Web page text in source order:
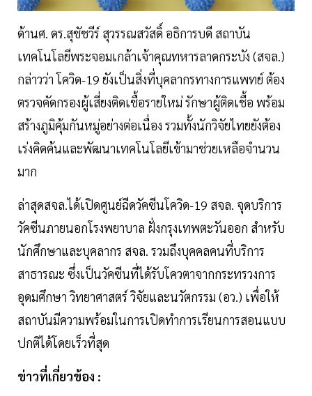
ด้านศ. ดร.สุชัชวีร์ สุวรรณสวัสดิ์ อธิการบดี สถาบัน
เทคโนโลยีพระจอมเกล้าเจ้าคุณทหารลาดกระบัง (สจล.)
กล่าวว่า โควิด-19 ยังเป็นสิ่งที่บุคลากรทางการแพทย์ ต้อง
ตรวจคัดกรองผู้เสี่ยงติดเชื้อรายใหม่ รักษาผู้ติดเชื้อ พร้อม
สร้างภูมิคุ้มกันหมู่อย่างต่อเนื่อง รวมทั้งนักวิจัยไทยยังต้อง
เร่งคิดค้นและพัฒนาเทคโนโลยีเข้ามาช่วยเหลือจำนวน
มาก
ล่าสุดสจล.ได้เปิดศูนย์ฉีดวัคซีนโควิด-19 สจล. จุดบริการ
วัคซีนภายนอกโรงพยาบาล ฝั่งกรุงเทพตะวันออก สำหรับ
นักศึกษาและบุคลากร สจล. รวมถึงบุคคลคนที่บริการ
สาธารณะ ซึ่งเป็นวัคซีนที่ได้รับโควตาจากกระทรวงการ
อุดมศึกษา วิทยาศาสตร์ วิจัยและนวัตกรรม (อว.) เพื่อให้
สถาบันมีความพร้อมในการเปิดทำการเรียนการสอนแบบ
ปกติได้โดยเร็วที่สุด
ข่าวที่เกี่ยวข้อง :